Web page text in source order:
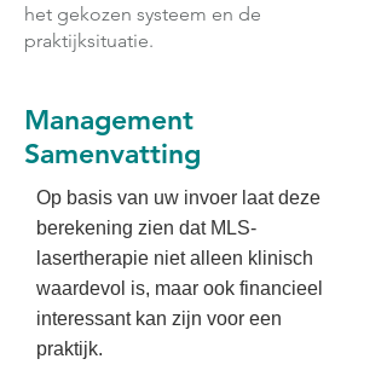
het gekozen systeem en de
praktijksituatie.
Management
Samenvatting
Op basis van uw invoer laat deze
berekening zien dat MLS-
lasertherapie niet alleen klinisch
waardevol is, maar ook financieel
interessant kan zijn voor een
praktijk.